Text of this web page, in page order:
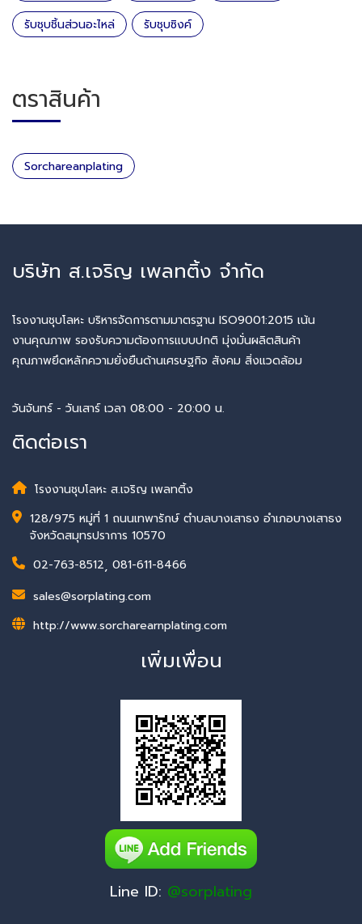
รับชุบชิ้นส่วนอะไหล่ รับชุบซิงค์
ตราสินค้า
Sorchareanplating
บริษัท ส.เจริญ เพลทติ้ง จำกัด
โรงงานชุบโลหะ บริหารจัดการตามมาตรฐาน ISO9001:2015 เน้น
งานคุณภาพ รองรับความต้องการแบบปกติ มุ่งมั่นผลิตสินค้า
คุณภาพยึดหลักความยั่งยืนด้านเศรษฐกิจ สังคม สิ่งแวดล้อม
วันจันทร์ - วันเสาร์ เวลา 08:00 - 20:00 น.
ติดต่อเรา
โรงงานชุบโลหะ ส.เจริญ เพลทติ้ง
128/975 หมู่ที่ 1 ถนนเทพารักษ์ ตำบลบางเสาธง อำเภอบางเสาธง
จังหวัดสมุทรปราการ 10570
02-763-8512, 081-611-8466
sales@sorplating.com
http://www.sorcharearnplating.com
เพิ่มเพื่อน
Line ID: @sorplating